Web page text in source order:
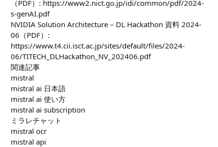
（PDF）: https://www2.nict.go.jp/idi/common/pdf/2024-
s-genAI.pdf
NVIDIA Solution Architecture – DL Hackathon 資料 2024-
06（PDF）:
https://www.t4.cii.isct.ac.jp/sites/default/files/2024-
06/TITECH_DLHackathon_NV_202406.pdf
関連記事
mistral
mistral ai 日本語
mistral ai 使い方
mistral ai subscription
ミラレチャット
mistral ocr
mistral api